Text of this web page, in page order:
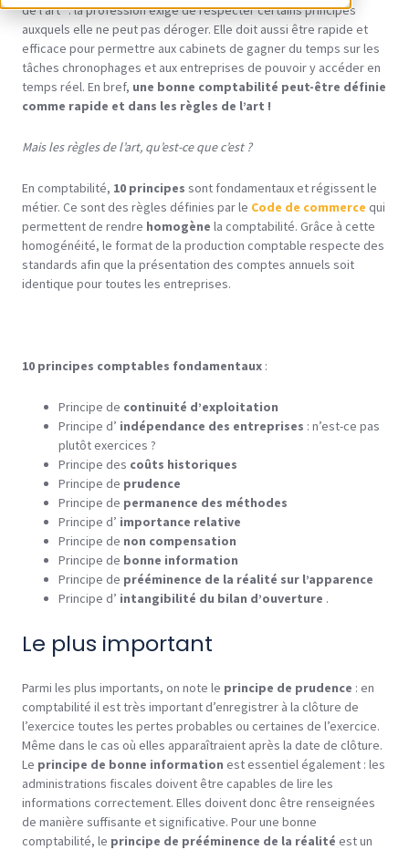
de l’art” : la profession exige de respecter certains principes
auxquels elle ne peut pas déroger. Elle doit aussi être rapide et
efficace pour permettre aux cabinets de gagner du temps sur les
tâches chronophages et aux entreprises de pouvoir y accéder en
temps réel. En bref, une bonne comptabilité peut-être définie
comme rapide et dans les règles de l’art !
Mais les règles de l’art, qu’est-ce que c’est ?
En comptabilité, 10 principes sont fondamentaux et régissent le
métier. Ce sont des règles définies par le Code de commerce qui
permettent de rendre homogène la comptabilité. Grâce à cette
homogénéité, le format de la production comptable respecte des
standards afin que la présentation des comptes annuels soit
identique pour toutes les entreprises.
10 principes comptables fondamentaux :
Principe de continuité d’exploitation
Principe d’ indépendance des entreprises : n’est-ce pas
plutôt exercices ?
Principe des coûts historiques
Principe de prudence
Principe de permanence des méthodes
Principe d’ importance relative
Principe de non compensation
Principe de bonne information
Principe de prééminence de la réalité sur l’apparence
Principe d’ intangibilité du bilan d’ouverture .
Le plus important
Parmi les plus importants, on note le principe de prudence : en
comptabilité il est très important d’enregistrer à la clôture de
l’exercice toutes les pertes probables ou certaines de l’exercice.
Même dans le cas où elles apparaîtraient après la date de clôture.
Le principe de bonne information est essentiel également : les
administrations fiscales doivent être capables de lire les
informations correctement. Elles doivent donc être renseignées
de manière suffisante et significative. Pour une bonne
comptabilité, le principe de prééminence de la réalité est un